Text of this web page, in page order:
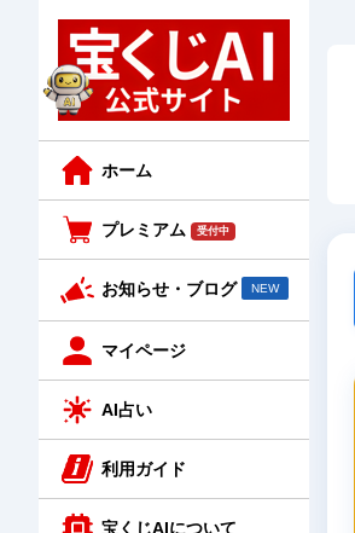
ホーム
プレミアム 受付中
お知らせ・ブログ NEW
マイページ
AI占い
利用ガイド
宝くじAIについて